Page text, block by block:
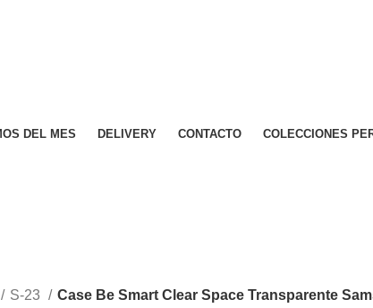
DEL MES DELIVERY CONTACTO COLECCIONES
S-23
Case Be Smart Clear Space Transparente